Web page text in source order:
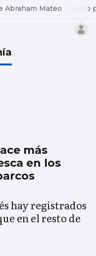
Abraham Mateo Pacto
más
en los
hay registrados
en el resto de